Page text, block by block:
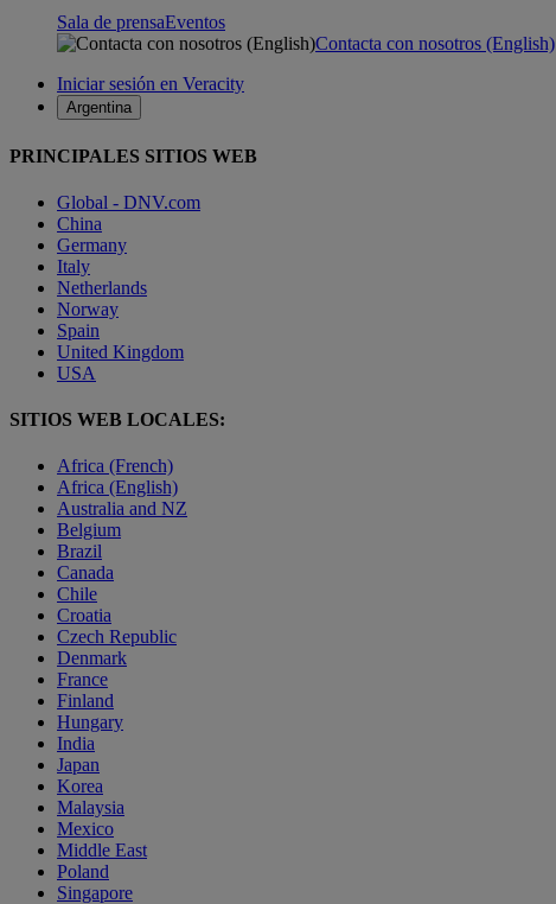
Sala de prensaEventos
Contacta con nosotros (English)
Iniciar sesión en Veracity
Argentina
PRINCIPALES SITIOS WEB
Global - DNV.com
China
Germany
Italy
Netherlands
Norway
Spain
United Kingdom
USA
SITIOS WEB LOCALES:
Africa (French)
Africa (English)
Australia and NZ
Belgium
Brazil
Canada
Chile
Croatia
Czech Republic
Denmark
France
Finland
Hungary
India
Japan
Korea
Malaysia
Mexico
Middle East
Poland
Singapore